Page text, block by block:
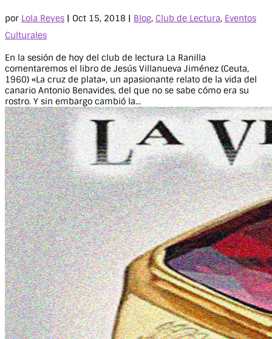
por Lola Reyes | Oct 15, 2018 | Blog, Club de Lectura, Eventos
Culturales
En la sesión de hoy del club de lectura La Ranilla
comentaremos el libro de Jesús Villanueva Jiménez (Ceuta,
1960) «La cruz de plata», un apasionante relato de la vida del
canario Antonio Benavides, del que no se sabe cómo era su
rostro. Y sin embargo cambió la...